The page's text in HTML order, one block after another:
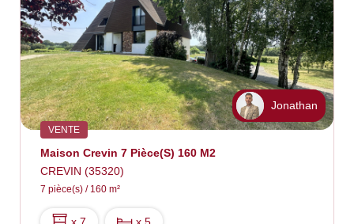
Jonathan
VENTE
Maison Crevin 7 Pièce(s) 160 M2
CREVIN (35320)
7 pièce(s) / 160 m²